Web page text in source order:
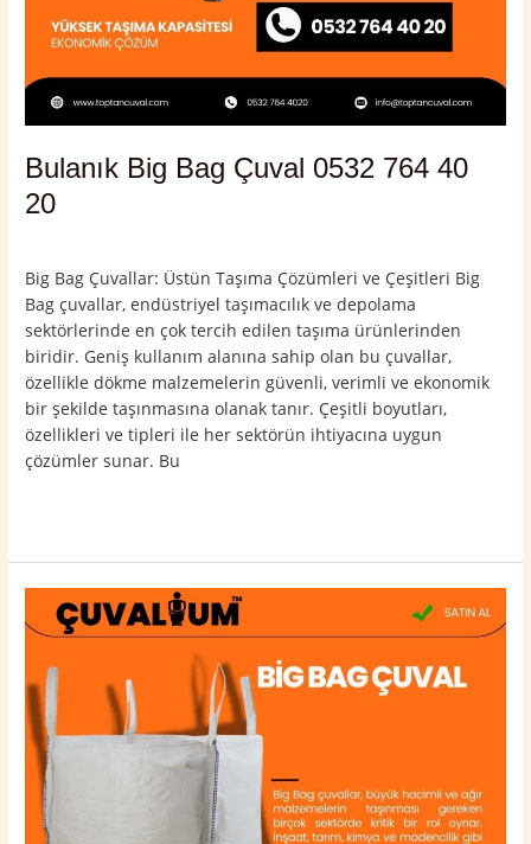
Bulanık Big Bag Çuval 0532 764 40
20
Big Bag Çuvallar: Üstün Taşıma Çözümleri ve Çeşitleri Big
Bag çuvallar, endüstriyel taşımacılık ve depolama
sektörlerinde en çok tercih edilen taşıma ürünlerinden
biridir. Geniş kullanım alanına sahip olan bu çuvallar,
özellikle dökme malzemelerin güvenli, verimli ve ekonomik
bir şekilde taşınmasına olanak tanır. Çeşitli boyutları,
özellikleri ve tipleri ile her sektörün ihtiyacına uygun
çözümler sunar. Bu
Hasköy
Big
Çuval
0532
764
40
20